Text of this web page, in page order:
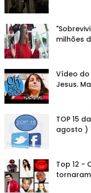
milhões
Vídeo do
Jesus.
TOP 15
agosto )
Top 12 -